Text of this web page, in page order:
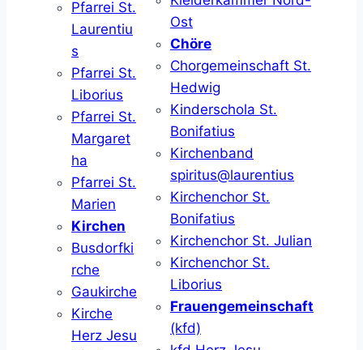
Pfarrei St.
Laurentiu
s
Pfarrei St.
Liborius
Pfarrei St.
Margaret
ha
Pfarrei St.
Marien
Kirchen
Busdorfki
rche
Gaukirche
Kirche
Herz Jesu
Ost
Chöre
Chorgemeinschaft St.
Hedwig
Kinderschola St.
Bonifatius
Kirchenband
spiritus@laurentius
Kirchenchor St.
Bonifatius
Kirchenchor St. Julian
Kirchenchor St.
Liborius
Frauengemeinschaft
(kfd)